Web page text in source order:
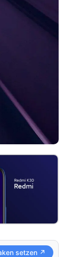
setzen ↗